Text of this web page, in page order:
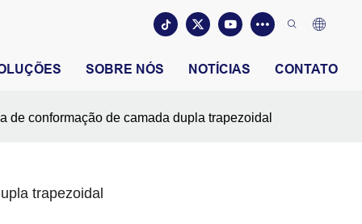
SOBRE NÓS NOTÍCIAS CONTATO
de conformação de camada dupla trapezoidal
trapezoidal